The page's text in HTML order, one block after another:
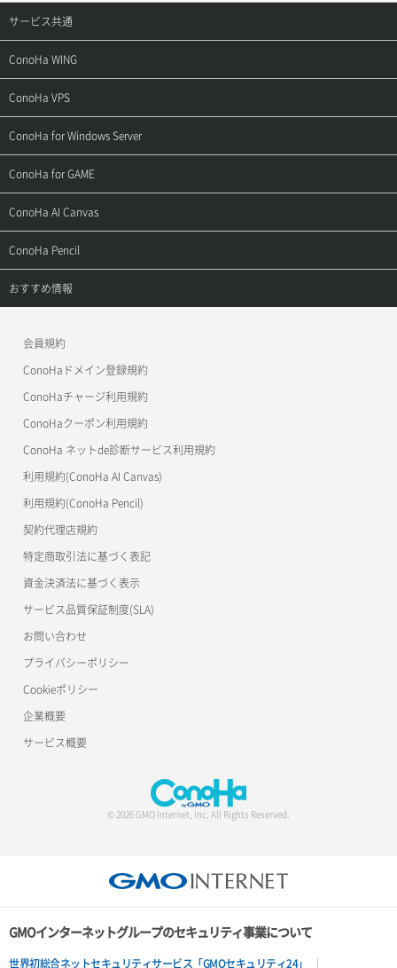
サービス共通
サポートトップ
ご契約・お支払い
用語集
お問い合わせ
ConoHa WING
サポートトップ
ご利用ガイド
お乗り換えガイド
よくある質問
ConoHa VPS
サポートトップ
ご利用ガイド
APIドキュメントVPS2.0
APIドキュメントVPS3.0
ConoHa for Windows Server
サポートトップ
ご利用ガイド
APIドキュメントVPS2.0
APIドキュメントVPS3.0
ConoHa for GAME
サポートトップ
ご利用ガイド
ConoHa AI Canvas
サポートトップ
ご利用ガイド
ConoHa Pencil
サポートトップ
おすすめ情報
美雲このは徹底ガイド
会員規約
ConoHaドメイン登録規約
ConoHaチャージ利用規約
ConoHaクーポン利用規約
ConoHa ネットde診断サービス利用規約
利用規約(ConoHa AI Canvas)
利用規約(ConoHa Pencil)
契約代理店規約
特定商取引法に基づく表記
資金決済法に基づく表示
サービス品質保証制度(SLA)
お問い合わせ
プライバシーポリシー
Cookieポリシー
企業概要
サービス概要
© 2026 GMO Internet, Inc. All Rights Reserved.
GMOインターネットグループのセキュリティ事業について
世界初総合ネットセキュリティサービス「GMOセキュリティ24」